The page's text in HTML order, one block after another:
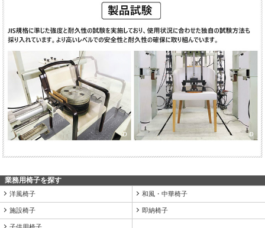
業務用椅子を探す
洋風椅子 和風・中華椅子
施設椅子 即納椅子
子供用椅子